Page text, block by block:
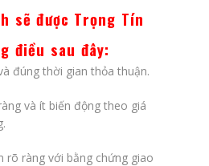
sẽ được Trọng Tín
điều sau đây:
đúng thời gian thỏa thuận.
và ít biến động theo giá
rõ ràng với bằng chứng giao